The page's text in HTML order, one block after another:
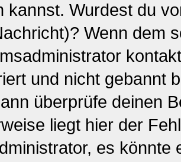
kannst. Wurdest du
Wenn dem
und nicht gebannt
überprüfe deinen
liegt hier der
es könnte